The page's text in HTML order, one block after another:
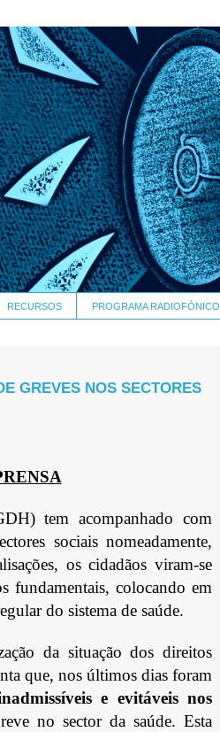
RECURSOS PROGRAMA RADIOFÓNICO
GREVES NOS SECTORES
tem acompanhado com
sociais nomeadamente,
os cidadãos viram-se
fundamentais, colocando em
do sistema de saúde.
da situação dos direitos
que, nos últimos dias foram
e evitáveis nos
no sector da saúde. Esta